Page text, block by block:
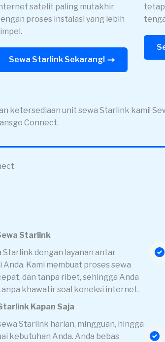
satelit paling mutakhir
proses instalasi yang lebih
Sewa Starlink Sekarang!
ketersediaan unit sewa Starlink kami!
Connect.
Starlink
Starlink dengan layanan antar
Kami membuat proses sewa
dan tanpa ribet, sehingga Anda
khawatir soal koneksi internet.
Kapan Saja
Starlink harian, mingguan, hingga
kebutuhan Anda. Anda bebas